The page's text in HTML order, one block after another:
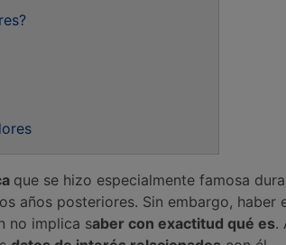
que se hizo especialmente famosa
años posteriores. Sin embargo, haber
no implica saber con exactitud qué es.